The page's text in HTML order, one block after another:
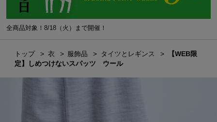
全商品対象！8/18（火）まで開催！
トップ 衣 服飾品 タイツとレギンス
【WEB限
定】しめつけないスパッツ ウール